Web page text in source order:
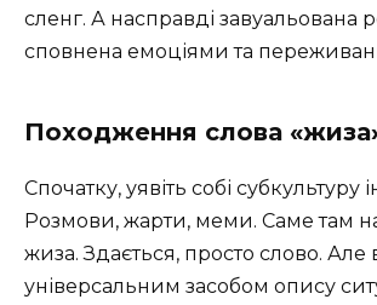
сленг. А насправді завуальована
сповнена емоціями та
Походження слова
Спочатку, уявіть собі субкультуру
Розмови, жарти, меми. Саме там
жиза. Здається, просто слово. Але
універсальним засобом опису